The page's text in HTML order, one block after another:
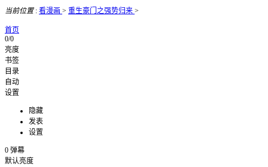
当前位置: 看漫画 > 重生豪门之强势归来 >
首页
0/0
亮度
书签
目录
自动
设置
隐藏
发表
设置
0 弹幕
默认亮度